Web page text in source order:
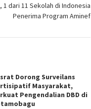
1 dari 11 Sekolah di Indonesia
Penerima Program Aminef
Dorong Surveilans
Masyarakat,
Pengendalian DBD di